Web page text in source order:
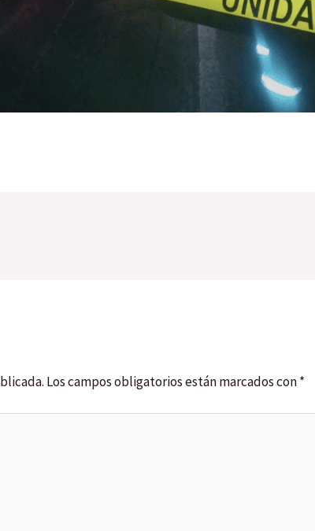
Los campos obligatorios están marcados con*